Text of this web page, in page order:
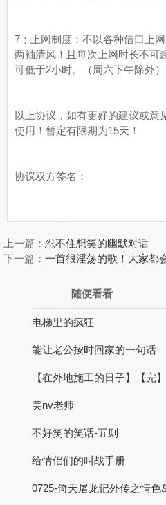
7；上网制度：不以各种借口上
两袖清风！且每次上网时长不可
可低于2小时。（周六下午除外
以上协议，如有更好的建议或意
使用！暂定有限期为15天！
协议双方签名：
上一篇： 忍不住想笑的幽默对话
下一篇： 一首很淫荡的歌！大家都
随便看看
电梯里的疯狂
能让老公按时回家的一句话
【在外地施工的日子】【完】
美nv老师
不好笑的笑话-五则
给情侣们的叫战手册
0725-倚天屠龙记外传之情色